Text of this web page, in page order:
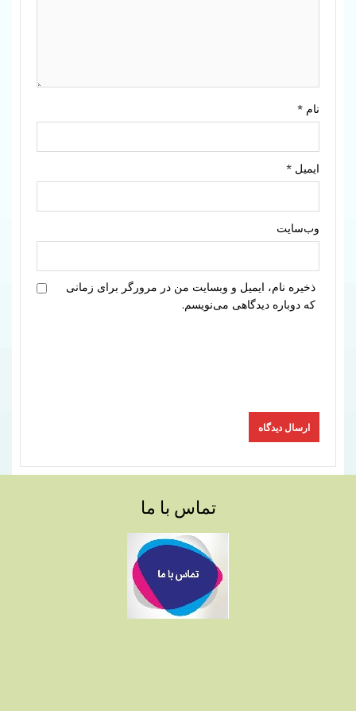
نام *
ایمیل *
وب‌سایت
ذخیره نام، ایمیل و وبسایت من در مرورگر برای زمانی
که دوباره دیدگاهی می‌نویسم.
تماس با ما